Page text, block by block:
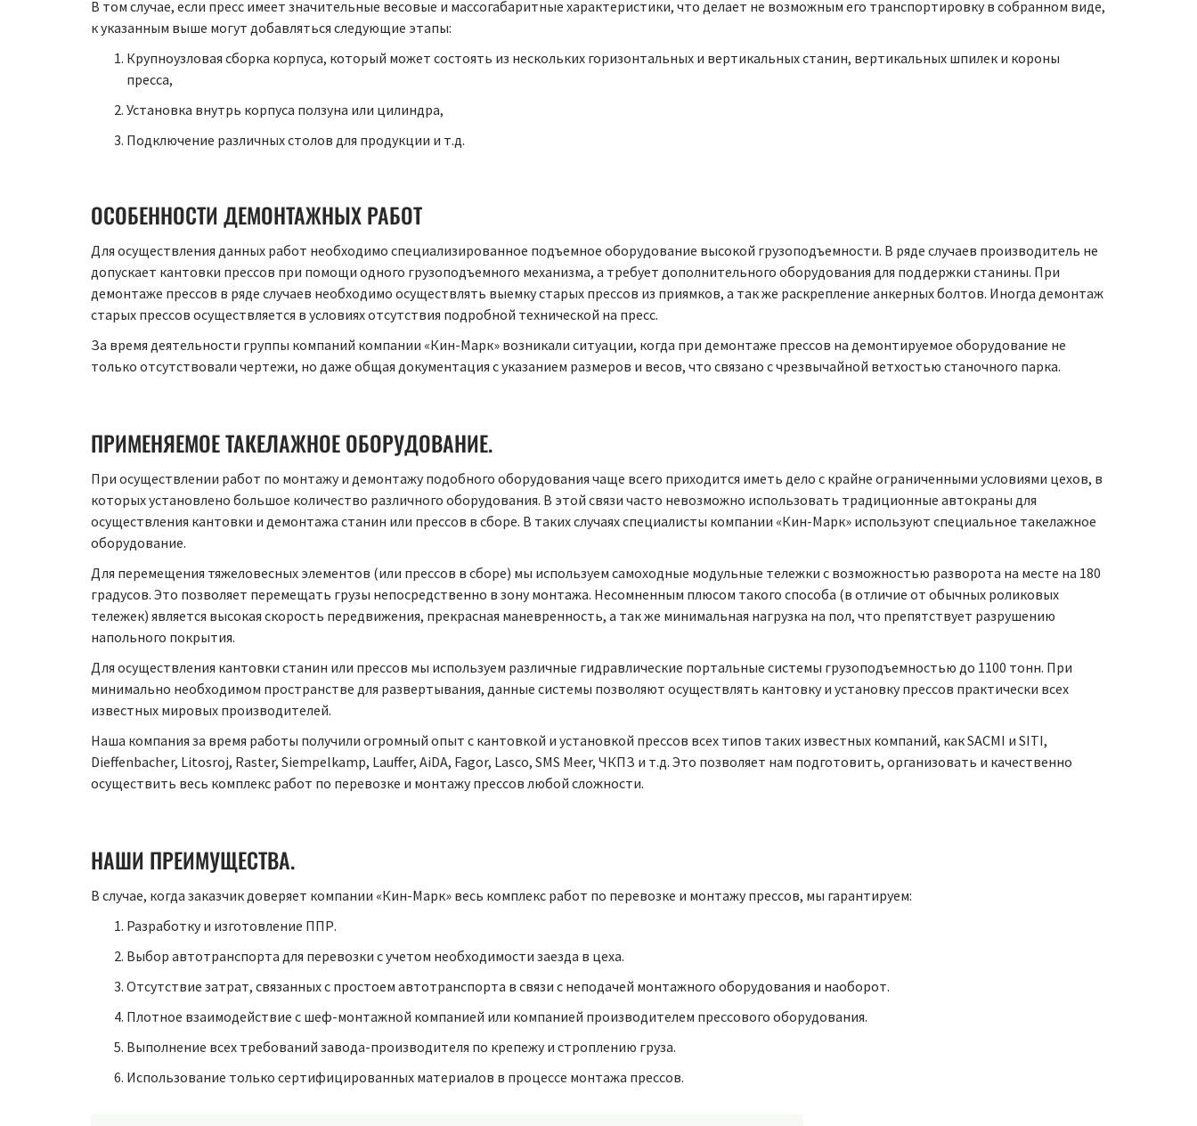
В том случае, если пресс имеет значительные весовые и массогабаритные характеристики, что делает не возможным его транспортировку в собранном виде,
к указанным выше могут добавляться следующие этапы:
Крупноузловая сборка корпуса, который может состоять из нескольких горизонтальных и вертикальных станин, вертикальных шпилек и короны
пресса,
Установка внутрь корпуса ползуна или цилиндра,
Подключение различных столов для продукции и т.д.
ОСОБЕННОСТИ ДЕМОНТАЖНЫХ РАБОТ
Для осуществления данных работ необходимо специализированное подъемное оборудование высокой грузоподъемности. В ряде случаев производитель не
допускает кантовки прессов при помощи одного грузоподъемного механизма, а требует дополнительного оборудования для поддержки станины. При
демонтаже прессов в ряде случаев необходимо осуществлять выемку старых прессов из приямков, а так же раскрепление анкерных болтов. Иногда демонтаж
старых прессов осуществляется в условиях отсутствия подробной технической на пресс.
За время деятельности группы компаний компании «Кин-Марк» возникали ситуации, когда при демонтаже прессов на демонтируемое оборудование не
только отсутствовали чертежи, но даже общая документация с указанием размеров и весов, что связано с чрезвычайной ветхостью станочного парка.
ПРИМЕНЯЕМОЕ ТАКЕЛАЖНОЕ ОБОРУДОВАНИЕ.
При осуществлении работ по монтажу и демонтажу подобного оборудования чаще всего приходится иметь дело с крайне ограниченными условиями цехов, в
которых установлено большое количество различного оборудования. В этой связи часто невозможно использовать традиционные автокраны для
осуществления кантовки и демонтажа станин или прессов в сборе. В таких случаях специалисты компании «Кин-Марк» используют специальное такелажное
оборудование.
Для перемещения тяжеловесных элементов (или прессов в сборе) мы используем самоходные модульные тележки с возможностью разворота на месте на 180
градусов. Это позволяет перемещать грузы непосредственно в зону монтажа. Несомненным плюсом такого способа (в отличие от обычных роликовых
тележек) является высокая скорость передвижения, прекрасная маневренность, а так же минимальная нагрузка на пол, что препятствует разрушению
напольного покрытия.
Для осуществления кантовки станин или прессов мы используем различные гидравлические портальные системы грузоподъемностью до 1100 тонн. При
минимально необходимом пространстве для развертывания, данные системы позволяют осуществлять кантовку и установку прессов практически всех
известных мировых производителей.
Наша компания за время работы получили огромный опыт с кантовкой и установкой прессов всех типов таких известных компаний, как SACMI и SITI,
Dieffenbacher, Litosroj, Raster, Siempelkamp, Lauffer, AiDA, Fagor, Lasco, SMS Meer, ЧКПЗ и т.д. Это позволяет нам подготовить, организовать и качественно
осуществить весь комплекс работ по перевозке и монтажу прессов любой сложности.
НАШИ ПРЕИМУЩЕСТВА.
В случае, когда заказчик доверяет компании «Кин-Марк» весь комплекс работ по перевозке и монтажу прессов, мы гарантируем:
Разработку и изготовление ППР.
Выбор автотранспорта для перевозки с учетом необходимости заезда в цеха.
Отсутствие затрат, связанных с простоем автотранспорта в связи с неподачей монтажного оборудования и наоборот.
Плотное взаимодействие с шеф-монтажной компанией или компанией производителем прессового оборудования.
Выполнение всех требований завода-производителя по крепежу и строплению груза.
Использование только сертифицированных материалов в процессе монтажа прессов.